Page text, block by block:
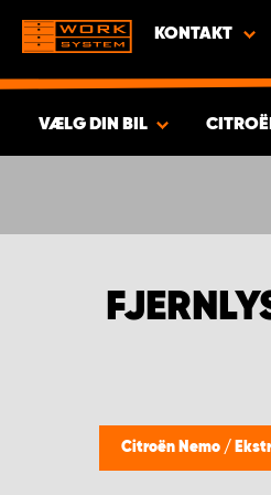
KONTAKT
VÆLG DIN BIL
Citroën Nemo /